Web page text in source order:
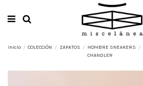
Inicio COLECCIÓN ZAPATOS HOMBRE SNEAKERS
CHANDLER